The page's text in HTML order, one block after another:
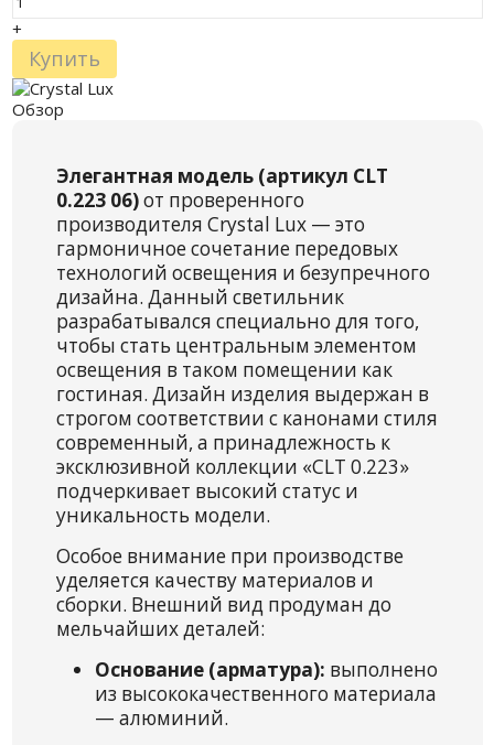
+
Купить
Обзор
Элегантная модель (артикул CLT
0.223 06)от проверенного
производителя Crystal Lux — это
гармоничное сочетание передовых
технологий освещения и безупречного
дизайна. Данный светильник
разрабатывался специально для того,
чтобы стать центральным элементом
освещения в таком помещении как
гостиная. Дизайн изделия выдержан в
строгом соответствии с канонами стиля
современный, а принадлежность к
эксклюзивной коллекции «CLT 0.223»
подчеркивает высокий статус и
уникальность модели.
Особое внимание при производстве
уделяется качеству материалов и
сборки. Внешний вид продуман до
мельчайших деталей:
Основание (арматура): выполнено
из высококачественного материала
— алюминий.